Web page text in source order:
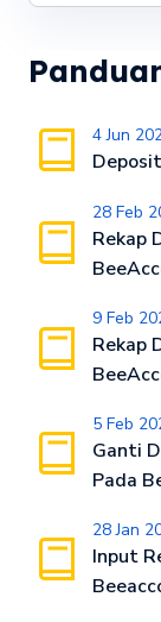
4 Jun
28 Feb
Rekap
9 Feb
Rekap
5 Feb
Ganti
Pada
28 Jan
Input